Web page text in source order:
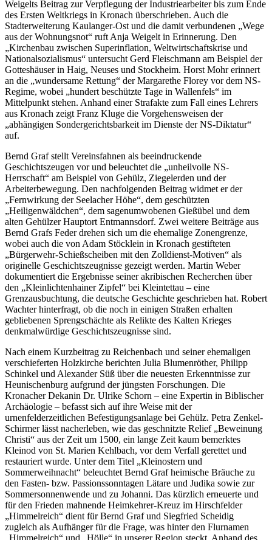
Weigelts Beitrag zur Verpflegung der Industriearbeiter bis zum Ende
des Ersten Weltkriegs in Kronach überschrieben. Auch die
Stadterweiterung Kaulanger-Ost und die damit verbundenen „Wege
aus der Wohnungsnot“ ruft Anja Weigelt in Erinnerung. Den
„Kirchenbau zwischen Superinflation, Weltwirtschaftskrise und
Nationalsozialismus“ untersucht Gerd Fleischmann am Beispiel der
Gotteshäuser in Haig, Neuses und Stockheim. Horst Mohr erinnert
an die „wundersame Rettung“ der Margarethe Florey vor dem NS-
Regime, wobei „hundert beschützte Tage in Wallenfels“ im
Mittelpunkt stehen. Anhand einer Strafakte zum Fall eines Lehrers
aus Kronach zeigt Franz Kluge die Vorgehensweisen der
„abhängigen Sondergerichtsbarkeit im Dienste der NS-Diktatur“
auf.
Bernd Graf stellt Vereinsfahnen als beeindruckende
Geschichtszeugen vor und beleuchtet die „unheilvolle NS-
Herrschaft“ am Beispiel von Gehülz, Ziegelerden und der
Arbeiterbewegung. Den nachfolgenden Beitrag widmet er der
„Fernwirkung der Seelacher Höhe“, dem geschützten
„Heiligenwäldchen“, dem sagenumwobenen Gießübel und dem
alten Gehülzer Hauptort Entmannsdorf. Zwei weitere Beiträge aus
Bernd Grafs Feder drehen sich um die ehemalige Zonengrenze,
wobei auch die von Adam Stöcklein in Kronach gestifteten
„Bürgerwehr-Schießscheiben mit den Zolldienst-Motiven“ als
originelle Geschichtszeugnisse gezeigt werden. Martin Weber
dokumentiert die Ergebnisse seiner akribischen Recherchen über
den „Kleinlichtenhainer Zipfel“ bei Kleintettau – eine
Grenzausbuchtung, die deutsche Geschichte geschrieben hat. Robert
Wachter hinterfragt, ob die noch in einigen Straßen erhalten
gebliebenen Sprengschächte als Relikte des Kalten Krieges
denkmalwürdige Geschichtszeugnisse sind.
Nach einem Kurzbeitrag zu Reichenbach und seiner ehemaligen
verschieferten Holzkirche berichten Julia Blumenröther, Philipp
Schinkel und Alexander Süß über die neuesten Erkenntnisse zur
Heunischenburg aufgrund der jüngsten Forschungen. Die
Kronacher Dekanin Dr. Ulrike Schorn – eine Expertin in Biblischer
Archäologie – befasst sich auf ihre Weise mit der
urnenfelderzeitlichen Befestigungsanlage bei Gehülz. Petra Zenkel-
Schirmer lässt nacherleben, wie das geschnitzte Relief „Beweinung
Christi“ aus der Zeit um 1500, ein lange Zeit kaum bemerktes
Kleinod von St. Marien Kehlbach, vor dem Verfall gerettet und
restauriert wurde. Unter dem Titel „Kleinostern und
Sommerweihnacht“ beleuchtet Bernd Graf heimische Bräuche zu
den Fasten- bzw. Passionssonntagen Lätare und Judika sowie zur
Sommersonnenwende und zu Johanni. Das kürzlich erneuerte und
für den Frieden mahnende Heimkehrer-Kreuz im Hirschfelder
„Himmelreich“ dient für Bernd Graf und Siegfried Scheidig
zugleich als Aufhänger für die Frage, was hinter den Flurnamen